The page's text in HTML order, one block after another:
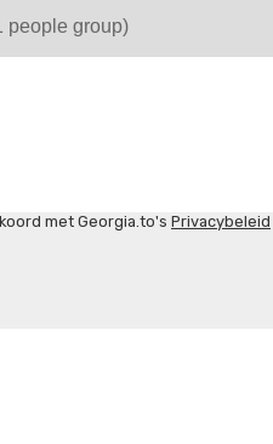
met Georgia.to's Privacybeleid